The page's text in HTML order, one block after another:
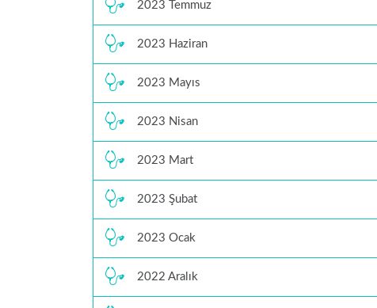
2023 Temmuz
2023 Haziran
2023 Mayıs
2023 Nisan
2023 Mart
2023 Şubat
2023 Ocak
2022 Aralık